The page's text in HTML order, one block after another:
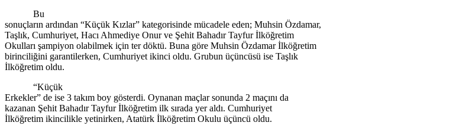
Bu
sonuçların ardından “Küçük Kızlar” kategorisinde mücadele eden; Muhsin Özdamar,
Taşlık, Cumhuriyet, Hacı Ahmediye Onur ve Şehit Bahadır Tayfur İlköğretim
Okulları şampiyon olabilmek için ter döktü. Buna göre Muhsin Özdamar İlköğretim
birinciliğini garantilerken, Cumhuriyet ikinci oldu. Grubun üçüncüsü ise Taşlık
İlköğretim oldu.
“Küçük
Erkekler” de ise 3 takım boy gösterdi. Oynanan maçlar sonunda 2 maçını da
kazanan Şehit Bahadır Tayfur İlköğretim ilk sırada yer aldı. Cumhuriyet
İlköğretim ikincilikle yetinirken, Atatürk İlköğretim Okulu üçüncü oldu.